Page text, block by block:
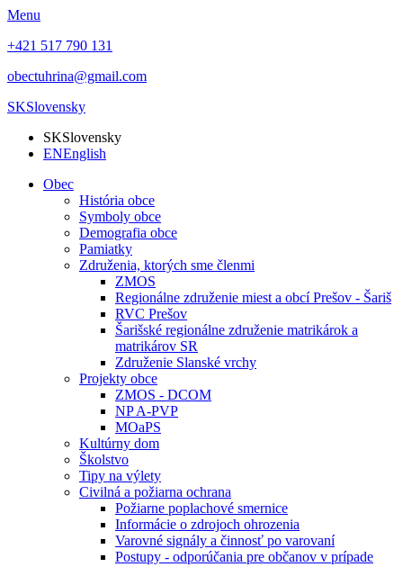
Menu
+421 517 790 131
obectuhrina@gmail.com
SKSlovensky
SKSlovensky
ENEnglish
Obec
História obce
Symboly obce
Demografia obce
Pamiatky
Združenia, ktorých sme členmi
ZMOS
Regionálne združenie miest a obcí Prešov - Šariš
RVC Prešov
Šarišské regionálne združenie matrikárok a
matrikárov SR
Združenie Slanské vrchy
Projekty obce
ZMOS - DCOM
NP A-PVP
MOaPS
Kultúrny dom
Školstvo
Tipy na výlety
Civilná a požiarna ochrana
Požiarne poplachové smernice
Informácie o zdrojoch ohrozenia
Varovné signály a činnosť po varovaní
Postupy - odporúčania pre občanov v prípade